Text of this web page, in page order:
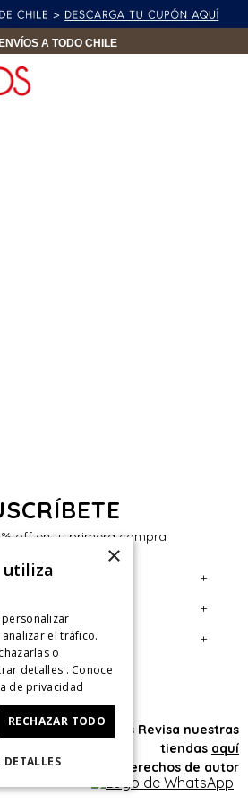
A TODO CHILE
off en tu primera compra
+
+
y Garantía
de Marketing
+
de cambio
#11281 - Las Condes Revisa nuestras
tiendas aquí
HushPuppies Kids derechos de autor
×
utiliza
el tráfico.
o
detalles'. Conoce
de privacidad
RECHAZAR TODO
DETALLES